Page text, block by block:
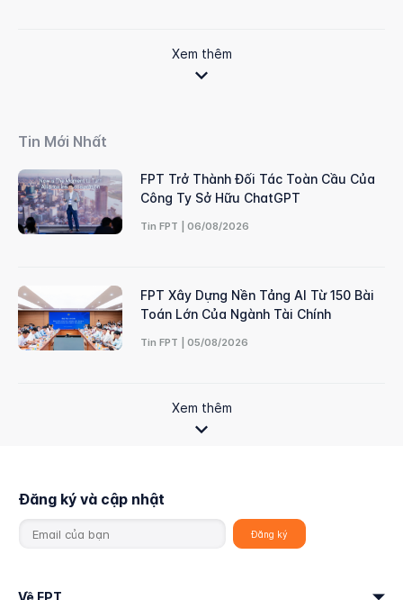
Xem thêm
Tin Mới Nhất
FPT Trở Thành Đối Tác Toàn Cầu Của
Công Ty Sở Hữu ChatGPT
Tin FPT | 06/08/2026
FPT Xây Dựng Nền Tảng AI Từ 150 Bài
Toán Lớn Của Ngành Tài Chính
Tin FPT | 05/08/2026
Xem thêm
Đăng ký và cập nhật
Về FPT